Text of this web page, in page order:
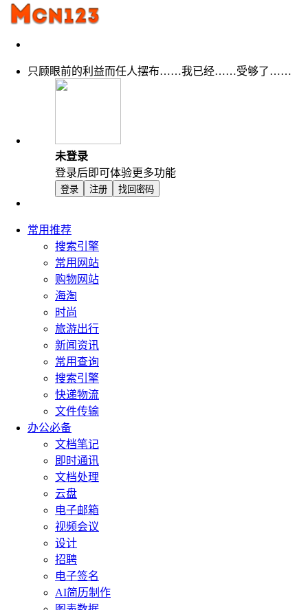
只顾眼前的利益而任人摆布……我已经……受够了……
未登录
登录后即可体验更多功能
登录 注册 找回密码
常用推荐
搜索引擎
常用网站
购物网站
海淘
时尚
旅游出行
新闻资讯
常用查询
搜索引擎
快递物流
文件传输
办公必备
文档笔记
即时通讯
文档处理
云盘
电子邮箱
视频会议
设计
招聘
电子签名
AI简历制作